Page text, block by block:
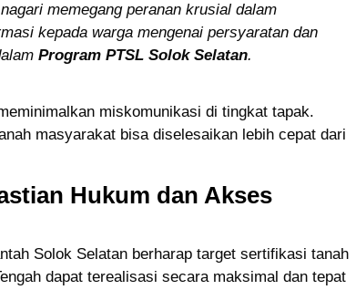
memegang peranan krusial dalam
kepada warga mengenai persyaratan dan
Program PTSL Solok Selatan.
miskomunikasi di tingkat tapak.
masyarakat bisa diselesaikan lebih cepat dari
Hukum dan Akses
Solok Selatan berharap target sertifikasi tanah
dapat terealisasi secara maksimal dan tepat